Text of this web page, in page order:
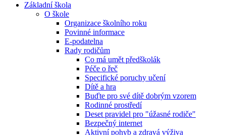
Základní škola
O škole
Organizace školního roku
Povinné informace
E-podatelna
Rady rodičům
Co má umět předškolák
Péče o řeč
Specifické poruchy učení
Dítě a hra
Buďte pro své dítě dobrým vzorem
Rodinné prostředí
Deset pravidel pro "úžasné rodiče"
Bezpečný internet
Aktivní pohyb a zdravá výživa